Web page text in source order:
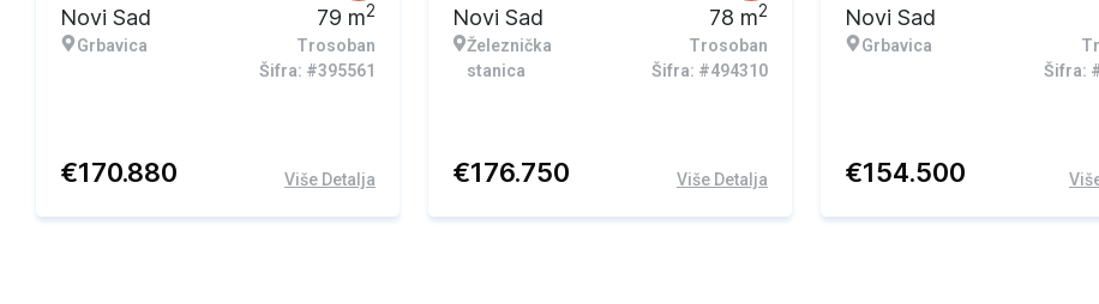
Novi Sad
Grbavica
79 m2
Trosoban
Šifra: #395561
€170.880 Više Detalja
Novi Sad
Železnička
stanica
78 m2
Trosoban
Šifra: #494310
€176.750 Više Detalja
Novi Sad
Grbavica
Šifra:
€154.500